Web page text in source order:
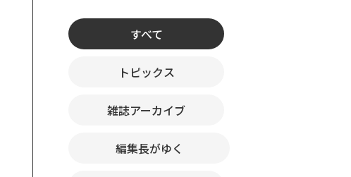
すべて
トピックス
雑誌アーカイブ
編集長がゆく